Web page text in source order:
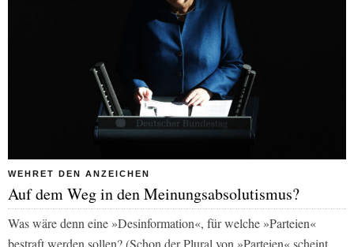
WEHRET DEN ANZEICHEN
Auf dem Weg in den Meinungsabsolutismus?
Was wäre denn eine »Desinformation«, für welche »Parteien«
bestraft werden sollen? (Schon der Plural von »Parteien« scheint